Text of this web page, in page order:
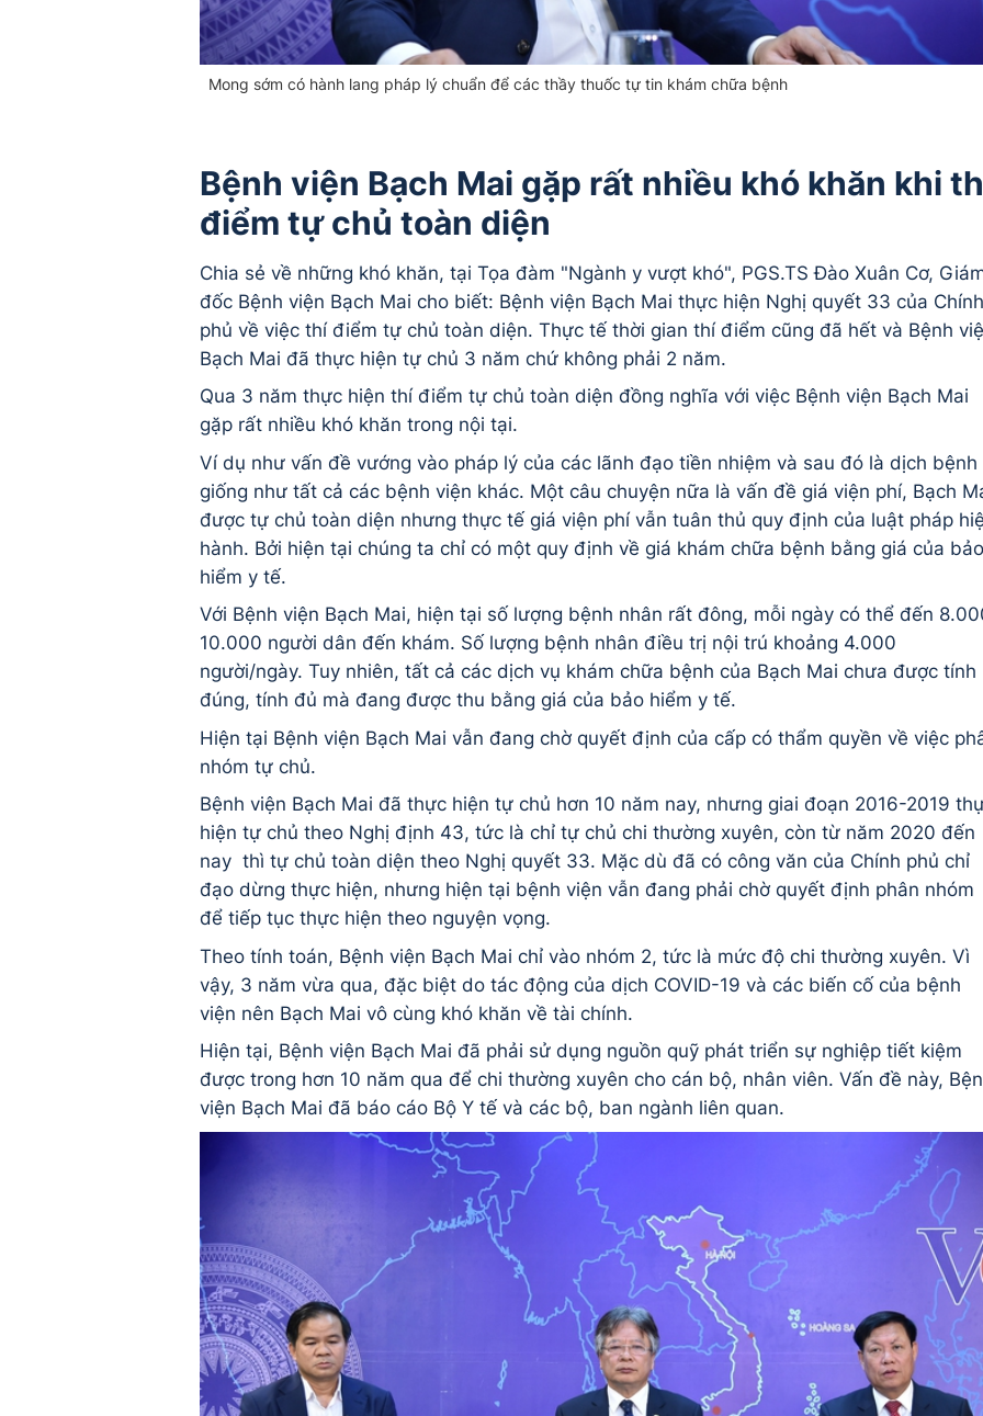
Mong sớm có hành lang pháp lý chuẩn để các thầy thuốc tự tin khám chữa bệnh
Bệnh viện Bạch Mai gặp rất nhiều khó khăn khi
điểm tự chủ toàn diện
Chia sẻ về những khó khăn, tại Tọa đàm "Ngành y vượt khó", PGS.TS Đào Xuân Cơ,
đốc Bệnh viện Bạch Mai cho biết: Bệnh viện Bạch Mai thực hiện Nghị quyết 33 của Chính
phủ về việc thí điểm tự chủ toàn diện. Thực tế thời gian thí điểm cũng đã hết và Bệnh
Bạch Mai đã thực hiện tự chủ 3 năm chứ không phải 2 năm.
Qua 3 năm thực hiện thí điểm tự chủ toàn diện đồng nghĩa với việc Bệnh viện Bạch Mai
gặp rất nhiều khó khăn trong nội tại.
Ví dụ như vấn đề vướng vào pháp lý của các lãnh đạo tiền nhiệm và sau đó là dịch bệnh
giống như tất cả các bệnh viện khác. Một câu chuyện nữa là vấn đề giá viện phí, Bạch
được tự chủ toàn diện nhưng thực tế giá viện phí vẫn tuân thủ quy định của luật pháp
hành. Bởi hiện tại chúng ta chỉ có một quy định về giá khám chữa bệnh bằng giá của bảo
hiểm y tế.
Với Bệnh viện Bạch Mai, hiện tại số lượng bệnh nhân rất đông, mỗi ngày có thể đến
10.000 người dân đến khám. Số lượng bệnh nhân điều trị nội trú khoảng 4.000
người/ngày. Tuy nhiên, tất cả các dịch vụ khám chữa bệnh của Bạch Mai chưa được tính
đúng, tính đủ mà đang được thu bằng giá của bảo hiểm y tế.
Hiện tại Bệnh viện Bạch Mai vẫn đang chờ quyết định của cấp có thẩm quyền về việc
nhóm tự chủ.
Bệnh viện Bạch Mai đã thực hiện tự chủ hơn 10 năm nay, nhưng giai đoạn 2016-2019
hiện tự chủ theo Nghị định 43, tức là chỉ tự chủ chi thường xuyên, còn từ năm 2020 đến
nay thì tự chủ toàn diện theo Nghị quyết 33. Mặc dù đã có công văn của Chính phủ chỉ
đạo dừng thực hiện, nhưng hiện tại bệnh viện vẫn đang phải chờ quyết định phân nhóm
để tiếp tục thực hiện theo nguyện vọng.
Theo tính toán, Bệnh viện Bạch Mai chỉ vào nhóm 2, tức là mức độ chi thường xuyên. Vì
vậy, 3 năm vừa qua, đặc biệt do tác động của dịch COVID-19 và các biến cố của bệnh
viện nên Bạch Mai vô cùng khó khăn về tài chính.
Hiện tại, Bệnh viện Bạch Mai đã phải sử dụng nguồn quỹ phát triển sự nghiệp tiết kiệm
được trong hơn 10 năm qua để chi thường xuyên cho cán bộ, nhân viên. Vấn đề này,
viện Bạch Mai đã báo cáo Bộ Y tế và các bộ, ban ngành liên quan.